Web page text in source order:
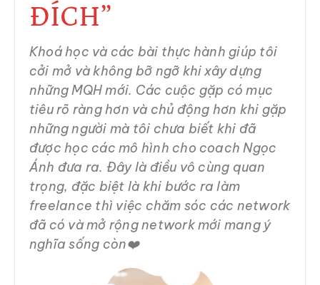
ĐÍCH”
Khoá học và các bài thực hành giúp tôi
cởi mở và không bỡ ngỡ khi xây dựng
những MQH mới. Các cuộc gặp có mục
tiêu rõ ràng hơn và chủ động hơn khi gặp
những người mà tôi chưa biết khi đã
được học các mô hình cho coach Ngọc
Ánh đưa ra. Đây là điều vô cùng quan
trọng, đặc biệt là khi bước ra làm
freelance thì việc chăm sóc các network
đã có và mở rộng network mới mang ý
nghĩa sống còn❤️